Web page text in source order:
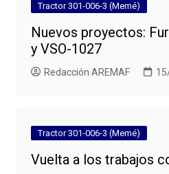
Tractor 301-006-3 (Memé)
Nuevos proyectos:
y VSO-1027
Redacción AREMAF
Tractor 301-006-3 (Memé)
Vuelta a los trabajos